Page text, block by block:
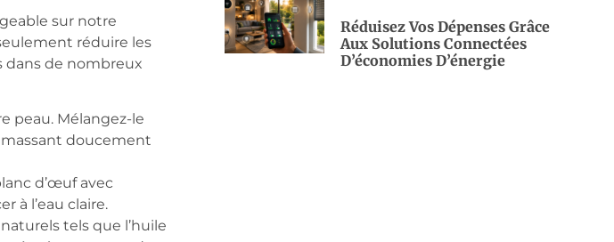
sur notre
réduire les
dans de nombreux
peau. Mélangez-le
massant doucement
d’œuf avec
à l’eau claire.
tels que l’huile
Réduisez Vos Dépenses Grâce
Aux Solutions Connectées
D’économies D’énergie